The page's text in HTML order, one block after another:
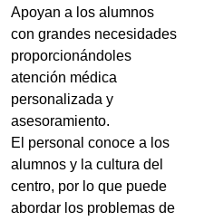
Apoyan a los alumnos
con grandes necesidades
proporcionándoles
atención médica
personalizada y
asesoramiento.
El personal conoce a los
alumnos y la cultura del
centro, por lo que puede
abordar los problemas de